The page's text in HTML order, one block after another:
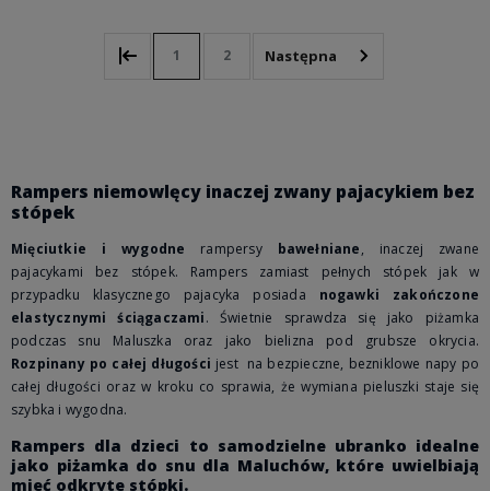
1 2
Rampers niemowlęcy inaczej zwany pajacykiem bez
stópek
Mięciutkie i wygodne rampersy bawełniane, inaczej zwane
pajacykami bez stópek. Rampers zamiast pełnych stópek jak w
przypadku klasycznego pajacyka posiada nogawki zakończone
elastycznymi ściągaczami. Świetnie sprawdza się jako piżamka
podczas snu Maluszka oraz jako bielizna pod grubsze okrycia.
Rozpinany po całej długości jest na bezpieczne, bezniklowe napy po
całej długości oraz w kroku co sprawia, że wymiana pieluszki staje się
szybka i wygodna.
Rampers dla dzieci to samodzielne ubranko idealne
jako piżamka do snu dla Maluchów, które uwielbiają
mieć odkryte stópki.